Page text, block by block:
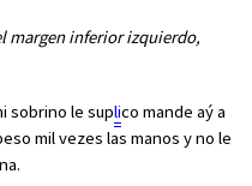
margen inferior izquierdo,
sobrino le suplico mande aý a
mil vezes las manos y no le